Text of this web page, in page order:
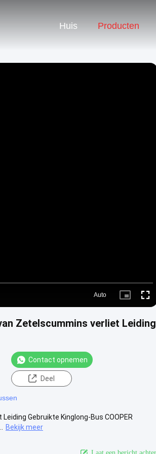
Huis Producten
Auto
Picture-
Zetelscummins verliet Leiding
Contact opnemen
Deel
Gebruikte Kinglong-Bus COOPER
Bekijk meer
Laat een bericht achter.